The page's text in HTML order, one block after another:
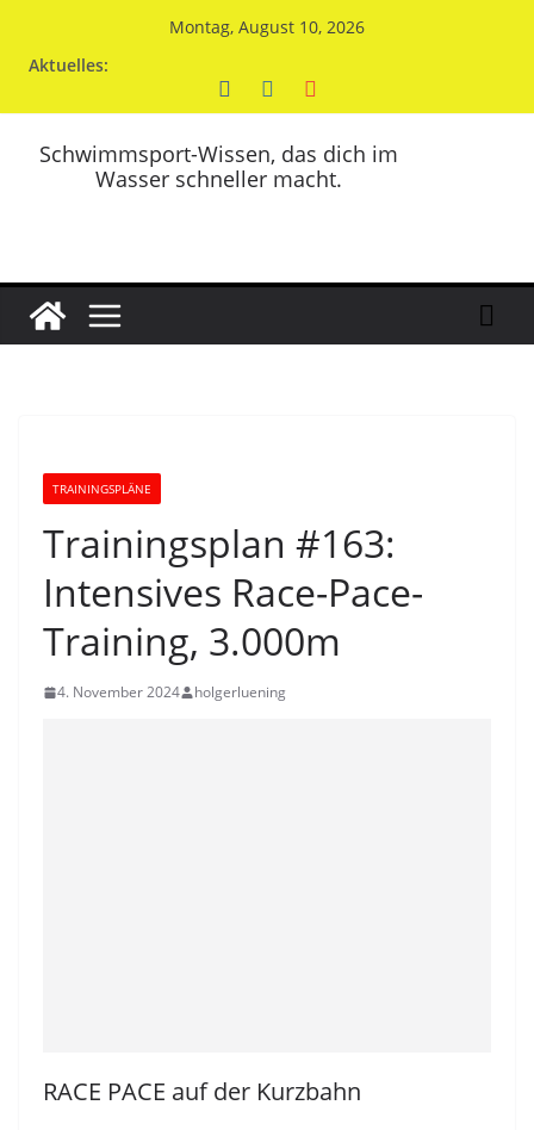
Montag, August 10, 2026
Aktuelles:
Schwimmsport-Wissen, das dich im
Wasser schneller macht.
TRAININGSPLÄNE
Trainingsplan #163:
Intensives Race-Pace-
Training, 3.000m
4. November 2024 holgerluening
RACE PACE auf der Kurzbahn